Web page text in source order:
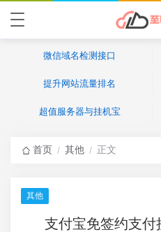
微信域名检测接口
提升网站流量排名
超值服务器与挂机宝
首页 / 其他 / 正文
其他
支付宝免签约支付